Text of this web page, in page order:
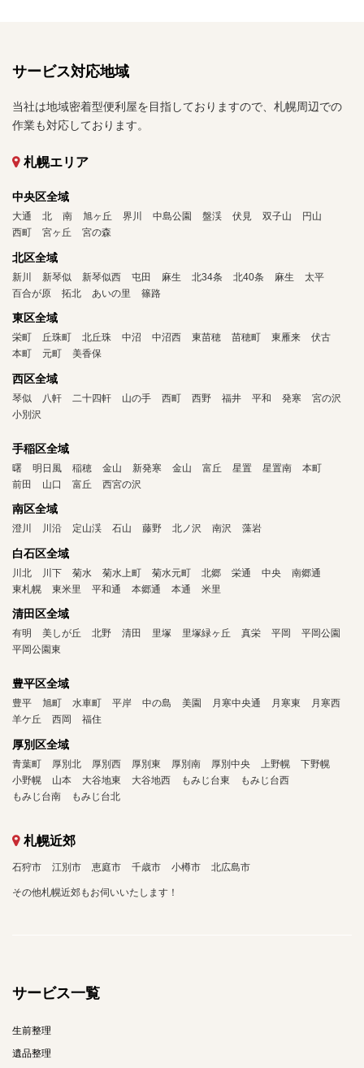
サービス対応地域
当社は地域密着型便利屋を目指しておりますので、札幌周辺での
作業も対応しております。
札幌エリア
中央区全域
大通 北 南 旭ヶ丘 界川 中島公園 盤渓 伏見 双子山
円山
西町
宮ヶ丘 宮の森
北区全域
新川 新琴似 新琴似西 屯田 麻生 北34条 北40条 麻生
太平
百合が原
拓北 あいの里 篠路
東区全域
栄町 丘珠町 北丘珠 中沼 中沼西 東苗穂 苗穂町 東雁来
伏古
本町
元町 美香保
西区全域
琴似 八軒 二十四軒 山の手 西町 西野 福井 平和 発寒
宮の沢
小別沢
手稲区全域
曙 明日風 稲穂 金山 新発寒 金山 富丘 星置 星置南
本町
前田
山口 富丘 西宮の沢
南区全域
澄川 川沿 定山渓 石山 藤野 北ノ沢 南沢 藻岩
白石区全域
川北 川下 菊水 菊水上町 菊水元町 北郷 栄通 中央
南郷通
東札幌
東米里 平和通 本郷通 本通 米里
清田区全域
有明 美しが丘 北野 清田 里塚 里塚緑ヶ丘 真栄 平岡
平岡公園
平岡公園東
豊平区全域
豊平 旭町 水車町 平岸 中の島 美園 月寒中央通 月寒東
月寒西
羊ケ丘
西岡 福住
厚別区全域
青葉町 厚別北 厚別西 厚別東 厚別南 厚別中央 上野幌
下野幌
小野幌
山本 大谷地東 大谷地西 もみじ台東
もみじ台西
もみじ台南
もみじ台北
札幌近郊
石狩市 江別市 恵庭市 千歳市 小樽市 北広島市
その他札幌近郊もお伺いいたします！
サービス一覧
生前整理
遺品整理